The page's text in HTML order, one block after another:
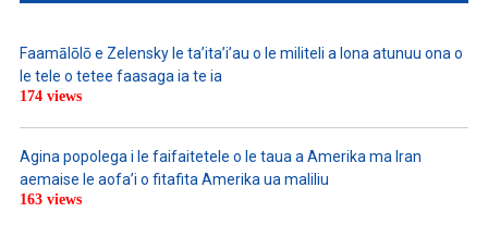
Faamālōlō e Zelensky le ta’ita’i’au o le militeli a lona atunuu ona o
le tele o tetee faasaga ia te ia
174 views
Agina popolega i le faifaitetele o le taua a Amerika ma Iran
aemaise le aofa’i o fitafita Amerika ua maliliu
163 views